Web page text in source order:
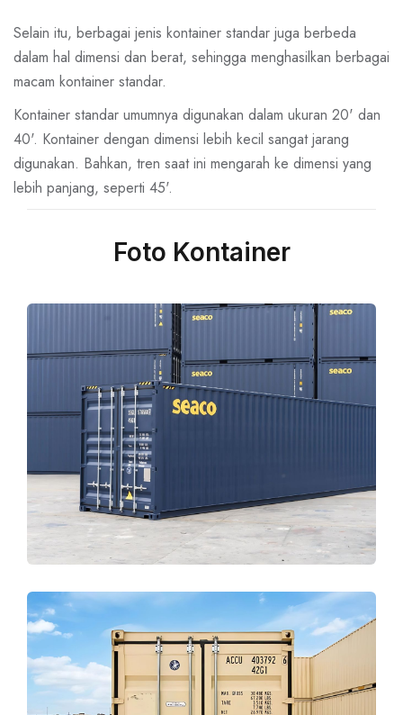
Selain itu, berbagai jenis kontainer standar juga berbeda
dalam hal dimensi dan berat, sehingga menghasilkan berbagai
macam kontainer standar.
Kontainer standar umumnya digunakan dalam ukuran 20' dan
40'. Kontainer dengan dimensi lebih kecil sangat jarang
digunakan. Bahkan, tren saat ini mengarah ke dimensi yang
lebih panjang, seperti 45'.
Foto Kontainer